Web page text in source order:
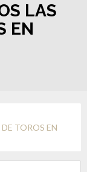
LAS
EN
TOROS EN